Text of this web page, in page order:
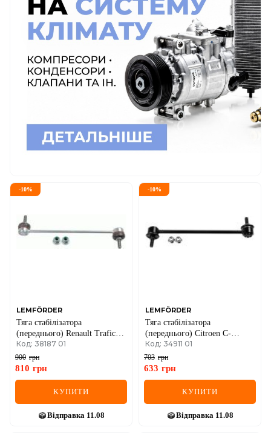
-10%
LEMFÖRDER
Тяга стабілізатора
(переднього) Renault Trafic
II/III/Opel Vivaro A/B 01-
Код: 38187 01
900 грн
810 грн
КУПИТИ
Відправка 11.08
-10%
LEMFÖRDER
Тяга стабілізатора
(переднього) Citroen C-
Crosser 07-/Mitsubishi Lancer
07-/Outlander 06-
Код: 34911 01
703 грн
633 грн
КУПИТИ
Відправка 11.08